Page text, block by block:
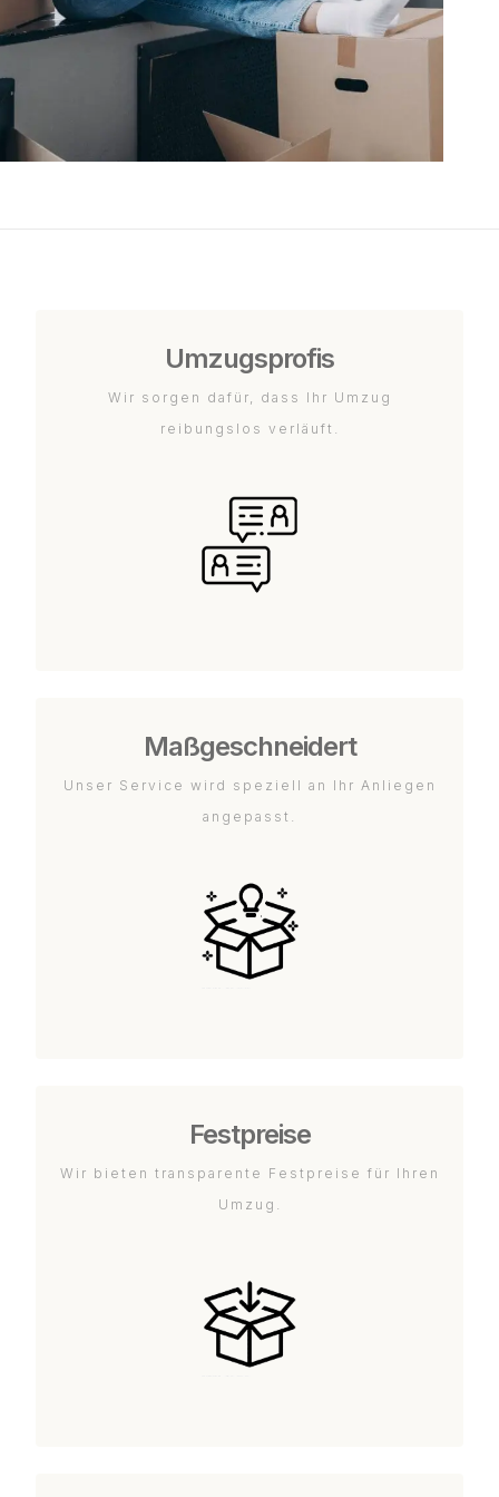
Umzugsprofis
Wir sorgen dafür, dass Ihr Umzug
reibungslos verläuft.
Maßgeschneidert
Unser Service wird speziell an Ihr Anliegen
angepasst.
Festpreise
Wir bieten transparente Festpreise für Ihren
Umzug.